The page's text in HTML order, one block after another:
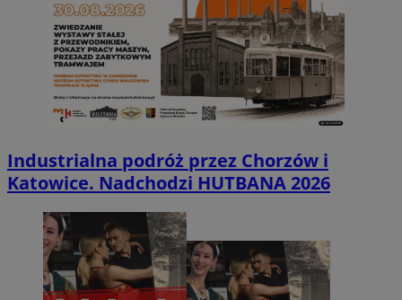
Industrialna podróż przez Chorzów i
Katowice. Nadchodzi HUTBANA 2026